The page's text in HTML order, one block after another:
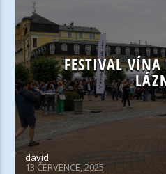
FESTIVAL VÍNA
david
13 ČERVENCE, 2025